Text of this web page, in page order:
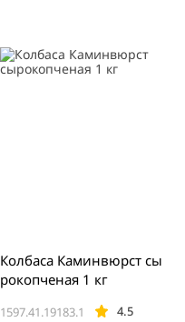
1597.41.19183.1 4.5
Колбаса Каминвюрст сы
рокопченая 1 кг